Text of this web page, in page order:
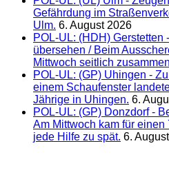
Gefährdung im
Ulm. 6. August 2026
POL-UL: (HDH) Gerstetten
übersehen / Beim
Mittwoch seitlich
POL-UL: (GP) Uhingen -
einem Schaufenster
Jährige in Uhingen. 6.
POL-UL: (GP) Donzdorf -
Am Mittwoch kam für
jede Hilfe zu spät. 6.